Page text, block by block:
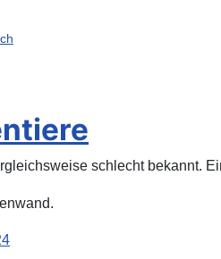
schlecht bekannt.